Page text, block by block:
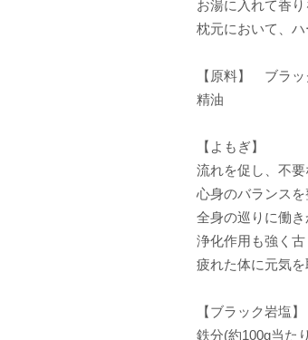
お湯に入れて香
枕元において、ハ
【原料】 ブラ
精油
【よもぎ】
流れを促し、不要
心身のバランスを
全身の巡りに働き
浄化作用も強く古
疲れた体に元気を
【ブラック岩塩】
鉄分(約100g当た